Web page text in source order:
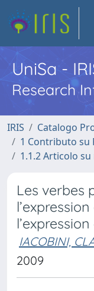
UniSa -
Research
IRIS
Catalogo
1 Contributo su
1.1.2 Articolo
Les verbes
IACOBINI,
2009